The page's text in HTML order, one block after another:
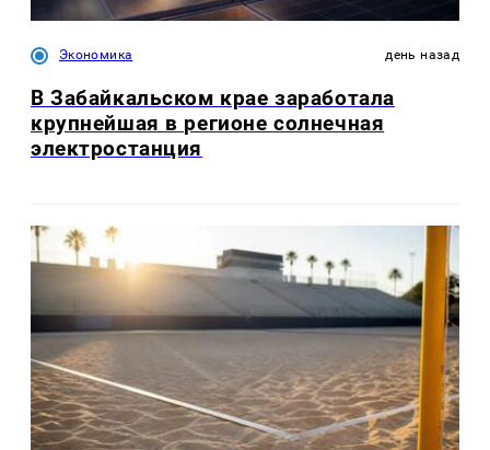
Экономика день назад
В Забайкальском крае заработала
крупнейшая в регионе солнечная
электростанция